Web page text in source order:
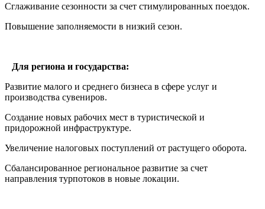
Сглаживание сезонности за счет стимулированных поездок.
Повышение заполняемости в низкий сезон.
Для региона и государства:
Развитие малого и среднего бизнеса в сфере услуг и
производства сувениров.
Создание новых рабочих мест в туристической и
придорожной инфраструктуре.
Увеличение налоговых поступлений от растущего оборота.
Сбалансированное региональное развитие за счет
направления турпотоков в новые локации.